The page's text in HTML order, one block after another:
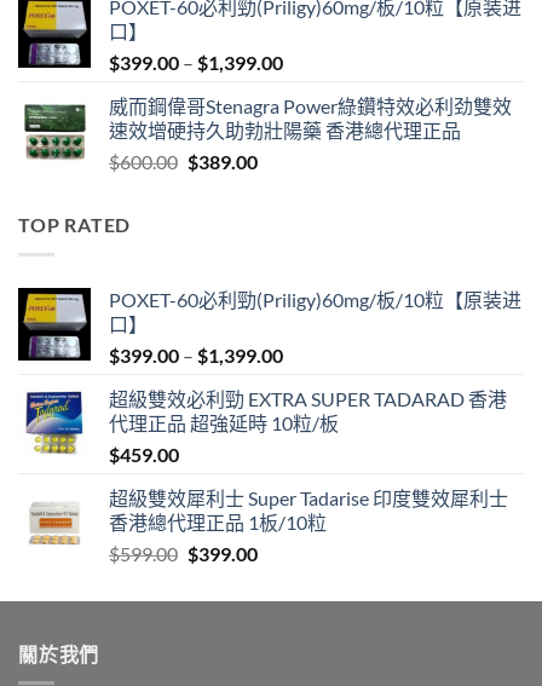
was:
is:
POXET-60必利勁(Priligy)60mg/板/10粒【原装进
口】
$399.00 – $1,399.00Price
$399.00
through
威而鋼偉哥Stenagra Power綠鑽特效必利劲雙效
速效增硬持久助勃壯陽藥 香港總代理正品
$600.00 Original
$389.00Current
TOP RATED
POXET-60必利勁(Priligy)60mg/板/10粒【原装进
口】
$399.00 – $1,399.00Price
$399.00
through
超級雙效必利勁 EXTRA SUPER TADARAD 香港
代理正品 超強延時 10粒/板
$459.00
超級雙效犀利士 Super Tadarise 印度雙效犀利士
香港總代理正品 1板/10粒
$599.00 Original
was:
$399.00Current
is:
關於我們